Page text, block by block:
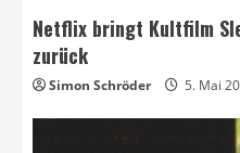
Netflix bringt Kultfilm
zurück
Simon Schröder 5. Mai